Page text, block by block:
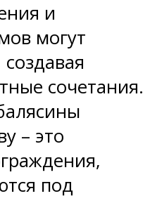
и
могут
сочетания.
– это
под